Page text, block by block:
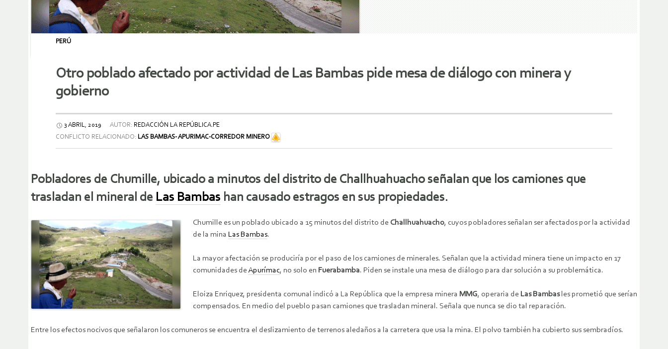
PERÚ
Otro poblado afectado por actividad de Las Bambas pide mesa de diálogo con minera y
gobierno
3 ABRIL, 2019 AUTOR: REDACCIÓN LA REPÚBLICA.PE
CONFLICTO RELACIONADO: LAS BAMBAS- APURIMAC-CORREDOR MINERO
Pobladores de Chumille, ubicado a minutos del distrito de Challhuahuacho señalan que los camiones que
trasladan el mineral de Las Bambas han causado estragos en sus propiedades.
Chumille es un poblado ubicado a 15 minutos del distrito de Challhuahuacho, cuyos pobladores señalan ser afectados por la actividad
de la mina Las Bambas.
La mayor afectación se produciría por el paso de los camiones de minerales. Señalan que la actividad minera tiene un impacto en 17
comunidades deApurímac, no solo en Fuerabamba. Piden se instale una mesa de diálogo para dar solución a su problemática.
Eloiza Enriquez, presidenta comunal indicó a La República que la empresa minera MMG, operaria de Las Bambasles prometió que serían
compensados. En medio del pueblo pasan camiones que trasladan mineral. Señala que nunca se dio tal reparación.
Entre los efectos nocivos que señalaron los comuneros se encuentra el deslizamiento de terrenos aledaños a la carretera que usa la mina. El polvo también ha cubierto sus sembradíos.